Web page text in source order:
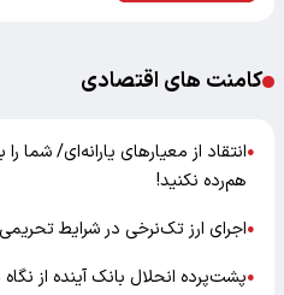
کامنت های اقتصادی
●انتقاد از معیارهای یارانه‌ای/ شما
هم‌رده نکنید!
●اجرای ارز تک‌نرخی در شرایط
●پشت‌پرده انحلال بانک آینده از